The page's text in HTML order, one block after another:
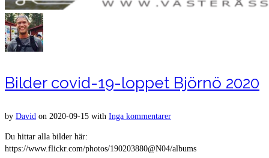
Bilder covid-19-loppet Björnö 2020
by David on 2020-09-15 with Inga kommentarer
Du hittar alla bilder här:
https://www.flickr.com/photos/190203880@N04/albums